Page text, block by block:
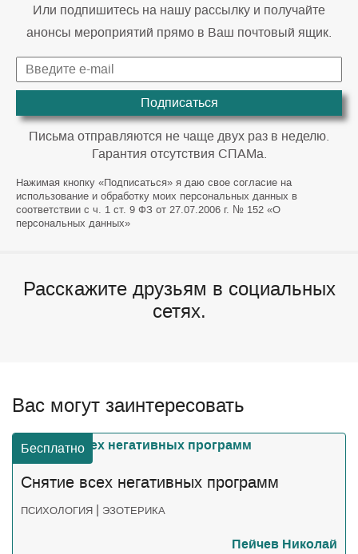
Или подпишитесь на нашу рассылку и получайте
анонсы мероприятий прямо в Ваш почтовый ящик.
Подписаться
Письма отправляются не чаще двух раз в неделю.
Гарантия отсутствия СПАМа.
Нажимая кнопку «Подписаться» я даю свое согласие на
использование и обработку моих персональных данных в
соответствии с ч. 1 ст. 9 ФЗ от 27.07.2006 г. № 152 «О
персональных данных»
Расскажите друзьям в социальных
сетях.
Вас могут заинтересовать
Бесплатно
Снятие всех негативных программ
ПСИХОЛОГИЯ | ЭЗОТЕРИКА
Пейчев Николай